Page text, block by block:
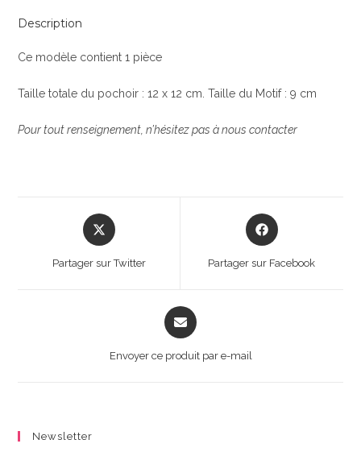
Description
Ce modèle contient 1 pièce
Taille totale du pochoir : 12 x 12 cm. Taille du Motif : 9 cm
Pour tout renseignement, n’hésitez pas à nous contacter
Opens
in
new
Partager sur Twitter
Opens
in
Partager sur Facebook
Opens
in
new
Envoyer ce produit par e-mail
Newsletter